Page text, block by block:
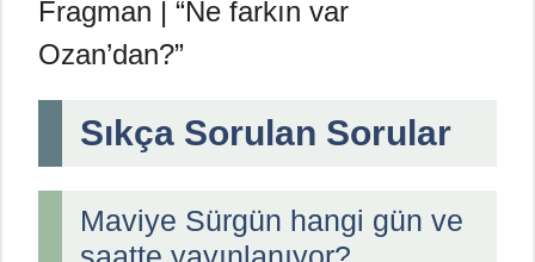
Fragman | “Ne farkın var
Ozan’dan?”
Sıkça Sorulan Sorular
Maviye Sürgün hangi gün ve